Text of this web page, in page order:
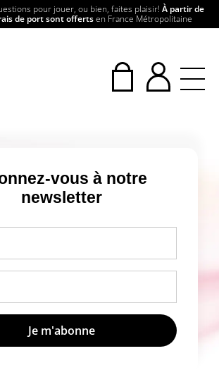
pour jouer, ou bien, faites plaisir! À partir de
de port sont offertsen France Métropolitaine
vous à notre
newsletter